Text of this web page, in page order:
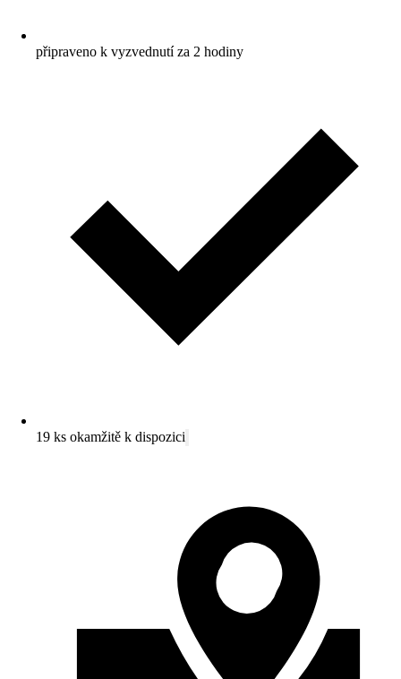
připraveno k vyzvednutí za 2 hodiny
19 ks okamžitě k dispozici